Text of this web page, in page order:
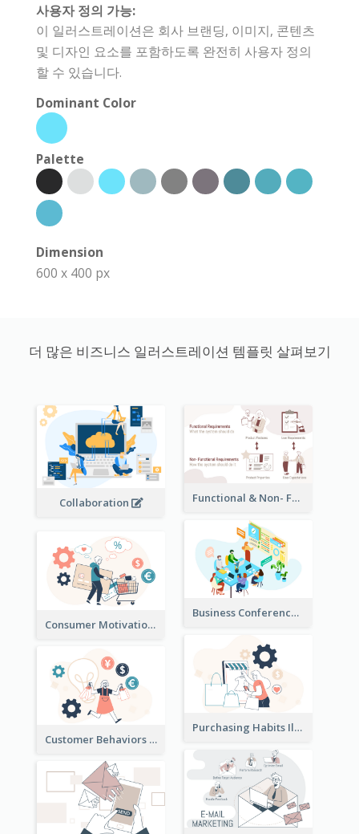
사용자 정의 가능:
이 일러스트레이션은 회사 브랜딩, 이미지, 콘텐츠
및 디자인 요소를 포함하도록 완전히 사용자 정의
할 수 있습니다.
Dominant Color
Palette
Dimension
600 x 400 px
더 많은 비즈니스 일러스트레이션 템플릿 살펴보기
Collaboration Functional & Non- Functional Requirements Illustration
Business Conference Illustration
Consumer Motivation Illustration
Purchasing Habits Illustration
Customer Behaviors Illustration